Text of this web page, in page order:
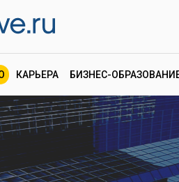
КАРЬЕРА БИЗНЕС-